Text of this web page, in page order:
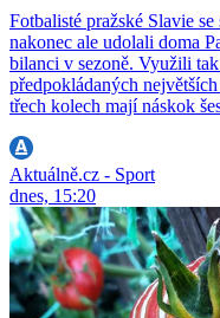
Fotbalisté pražské Slavie
nakonec ale udolali doma
bilanci v sezoně. Využili
předpokládaných
třech kolech mají náskok
Aktuálně.cz - Sport
dnes, 15:20